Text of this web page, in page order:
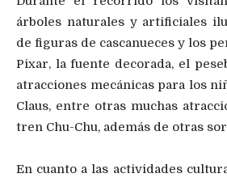
árboles naturales y artificiales
de figuras de cascanueces y los
Pixar, la fuente decorada, el
atracciones mecánicas para los
Claus, entre otras muchas
tren Chu-Chu, además de otras
En cuanto a las actividades